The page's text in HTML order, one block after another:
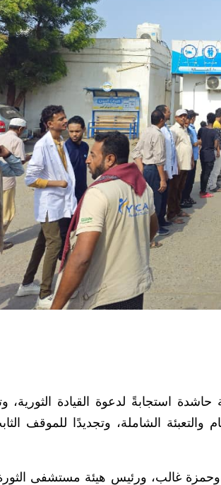
استجابةً لدعوة القيادة الثورية،
والتعبئة الشاملة، وتجديدًا للموقف
غالب، ورئيس هيئة مستشفى الثورة